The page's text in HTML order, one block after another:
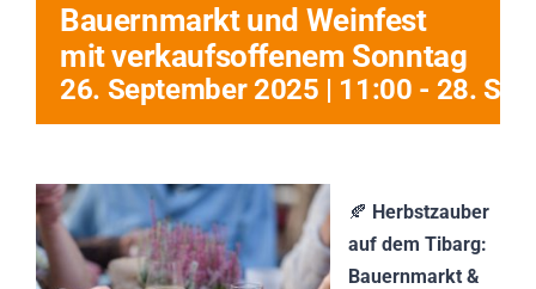
Bauernmarkt und Weinfest
mit verkaufsoffenem Sonntag
26. September 2025 | 11:00 - 28.
🍂 Herbstzauber
auf dem Tibarg:
Bauernmarkt &